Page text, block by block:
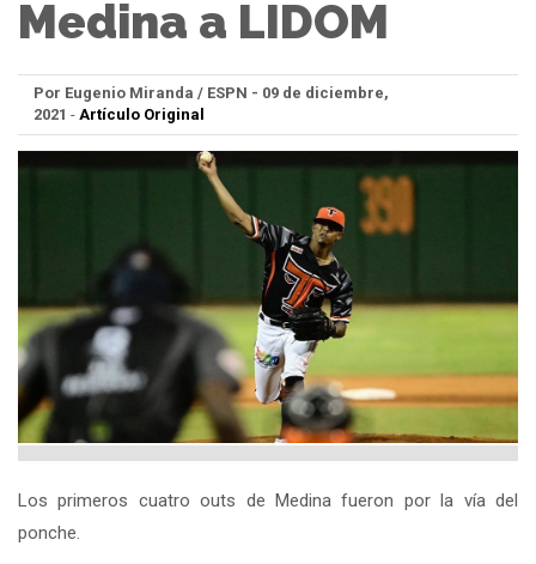
Medina a LIDOM
Por Eugenio Miranda / ESPN - 09 de diciembre,
2021 - Artículo Original
Los primeros cuatro outs de Medina fueron por la vía del
ponche.